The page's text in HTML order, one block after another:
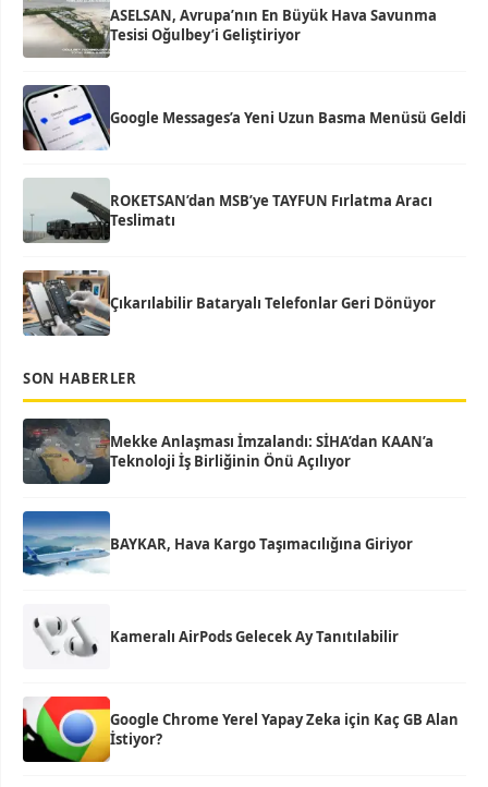
ASELSAN, Avrupa’nın En Büyük Hava Savunma
Tesisi Oğulbey’i Geliştiriyor
Google Messages’a Yeni Uzun Basma Menüsü Geldi
ROKETSAN’dan MSB’ye TAYFUN Fırlatma Aracı
Teslimatı
Çıkarılabilir Bataryalı Telefonlar Geri Dönüyor
SON HABERLER
Mekke Anlaşması İmzalandı: SİHA’dan KAAN’a
Teknoloji İş Birliğinin Önü Açılıyor
BAYKAR, Hava Kargo Taşımacılığına Giriyor
Kameralı AirPods Gelecek Ay Tanıtılabilir
Google Chrome Yerel Yapay Zeka için Kaç GB Alan
İstiyor?